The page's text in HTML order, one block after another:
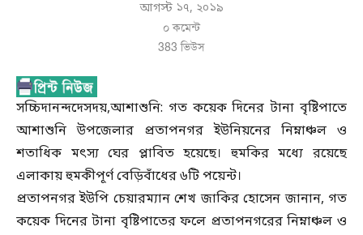
আগস্ট ১৭, ২০১৯
০ কমেন্ট
383 ভিউস
সচ্চিদানন্দদেসদয়,আশাশুনি: গত কয়েক দিনের টানা বৃষ্টিপাতে
আশাশুনি উপজেলার প্রতাপনগর ইউনিয়নের নিম্নাঞ্চল ও
শতাধিক মৎস্য ঘের প্লাবিত হয়েছে। হুমকির মধ্যে রয়েছে
এলাকায় হুমকীপূর্ণ বেড়িবাঁধের ৬টি পয়েন্ট।
প্রতাপনগর ইউপি চেয়ারম্যান শেখ জাকির হোসেন জানান, গত
কয়েক দিনের টানা বৃষ্টিপাতের ফলে প্রতাপনগরের নিম্নাঞ্চল ও